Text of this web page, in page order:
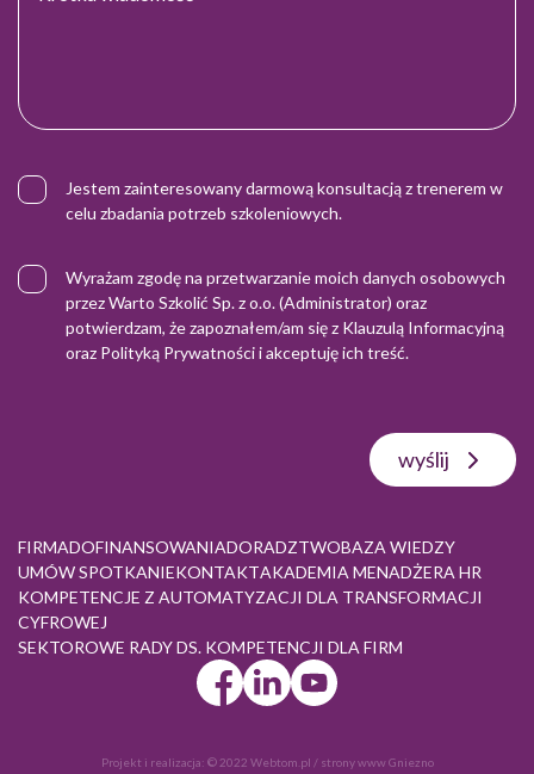
Jestem zainteresowany darmową konsultacją z trenerem w
celu zbadania potrzeb szkoleniowych.
Wyrażam zgodę na przetwarzanie moich danych osobowych
przez Warto Szkolić Sp. z o.o. (Administrator) oraz
potwierdzam, że zapoznałem/am się z Klauzulą Informacyjną
oraz Polityką Prywatnościi akceptuję ich treść.
wyślij
FIRMADOFINANSOWANIADORADZTWOBAZA WIEDZY
UMÓW SPOTKANIEKONTAKTAKADEMIA MENADŻERA HR
KOMPETENCJE Z AUTOMATYZACJI DLA TRANSFORMACJI
CYFROWEJ
SEKTOROWE RADY DS. KOMPETENCJI DLA FIRM
Projekt i realizacja: © 2022 Webtom.pl / strony www Gniezno